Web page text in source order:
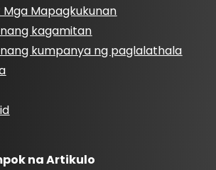
Mapagkukunan
kagamitan
kumpanya ng paglalathala
na Artikulo